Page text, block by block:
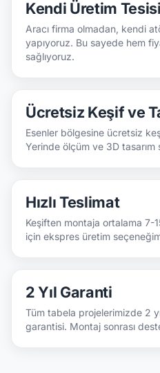
Kendi Üretim
Aracı firma olmadan, kendi
yapıyoruz. Bu sayede hem
sağlıyoruz.
Ücretsiz Keşif ve
Esenler bölgesine ücretsiz
Yerinde ölçüm ve 3D tasarım
Hızlı Teslimat
Keşiften montaja ortalama 7-
için ekspres üretim
2 Yıl Garanti
Tüm tabela projelerimizde 2
garantisi. Montaj sonrası